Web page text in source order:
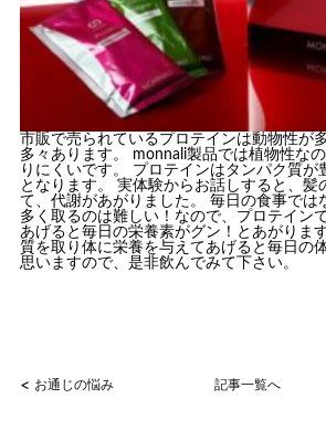
市販で売られているプロテインは動物性が
多々あります。 monnali製品では植物性な
りにくいです。 プロテインはタンパク質が
となります。 実体験からお話しすると、髪
て、代謝があがりました。 毎日の食事では
多く取るのは難しい！なので、プロテイン
あげると毎日の栄養素がグン！とあがりま
質を取り体に栄養を与えてあげると毎日の
思いますので、是非飲んでみて下さい。
< お通じの悩み 記事一覧へ